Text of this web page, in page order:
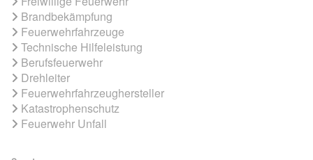
Brandbekämpfung
Feuerwehrfahrzeuge
Technische Hilfeleistung
Berufsfeuerwehr
Drehleiter
Feuerwehrfahrzeughersteller
Katastrophenschutz
Feuerwehr Unfall